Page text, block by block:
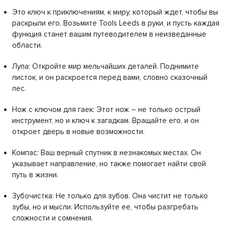
Это ключ к приключениям, к миру, который ждет, чтобы вы
раскрыли его. Возьмите Tools Leeds в руки, и пусть каждая
функция станет вашим путеводителем в неизведанные
области.
Лупа: Откройте мир мельчайших деталей. Поднимите
листок, и он раскроется перед вами, словно сказочный
лес.
Нож с ключом для гаек: Этот нож – не только острый
инструмент, но и ключ к загадкам. Вращайте его, и он
откроет дверь в новые возможности.
Компас: Ваш верный спутник в незнакомых местах. Он
указывает направление, но также помогает найти свой
путь в жизни.
Зубочистка: Не только для зубов. Она чистит не только
зубы, но и мысли. Используйте ее, чтобы разгребать
сложности и сомнения.